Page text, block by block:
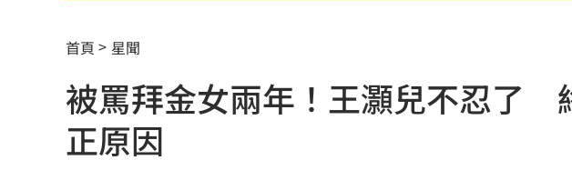
割頸受害少年名公開！家屬捐500萬獎學金
老婦遭看護餵食「加熱狗糧」 慘冤死家中 17:44
夏莉絲幼兒園爆餵孩童「發黑食材」照片曝
首頁 星聞
被罵拜金女兩年！王灝兒不忍了
正原因